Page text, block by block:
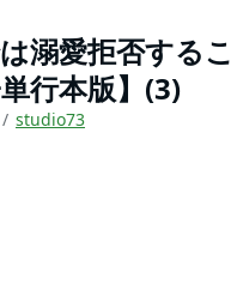
溺愛拒否するこ
行本版】(3)
studio73